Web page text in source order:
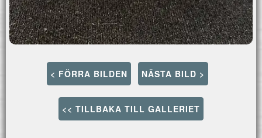
< FÖRRA BILDEN NÄSTA BILD >
<< TILLBAKA TILL GALLERIET